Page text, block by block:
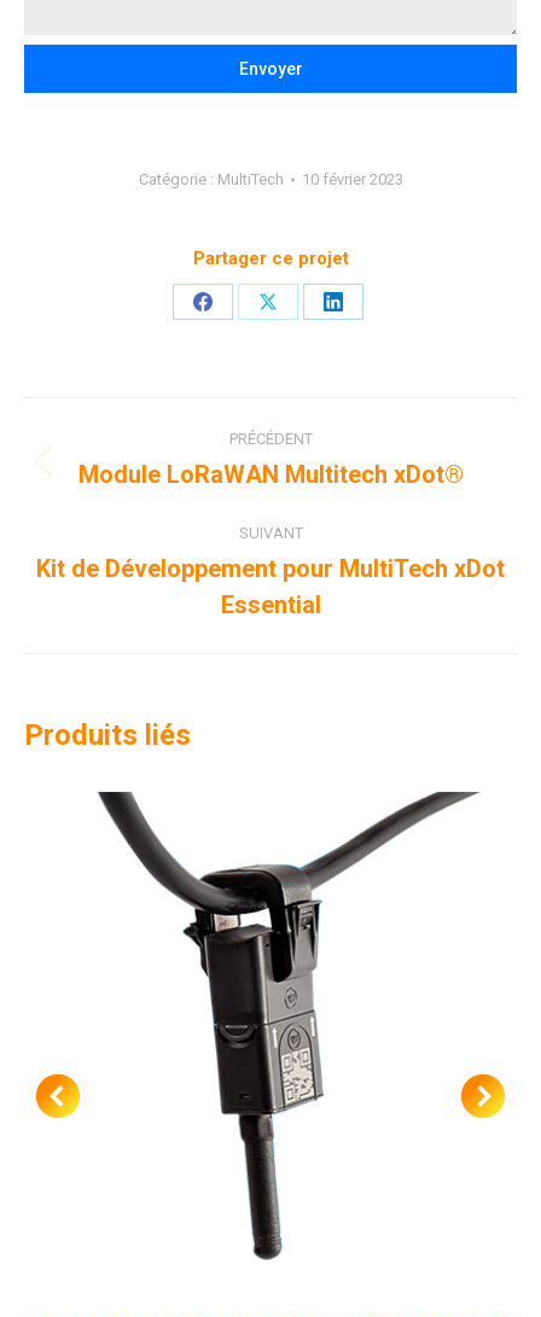
Envoyer
Catégorie : MultiTech 10 février 2023
Partager ce projet
PartagerPartagerPartager
de
commentaire
PRÉCÉDENT
Onglet
Module LoRaWAN Multitech xDot®
SUIVANT
Projets
similaires
Kit de Développement pour MultiTech xDot
Essential
Produits liés